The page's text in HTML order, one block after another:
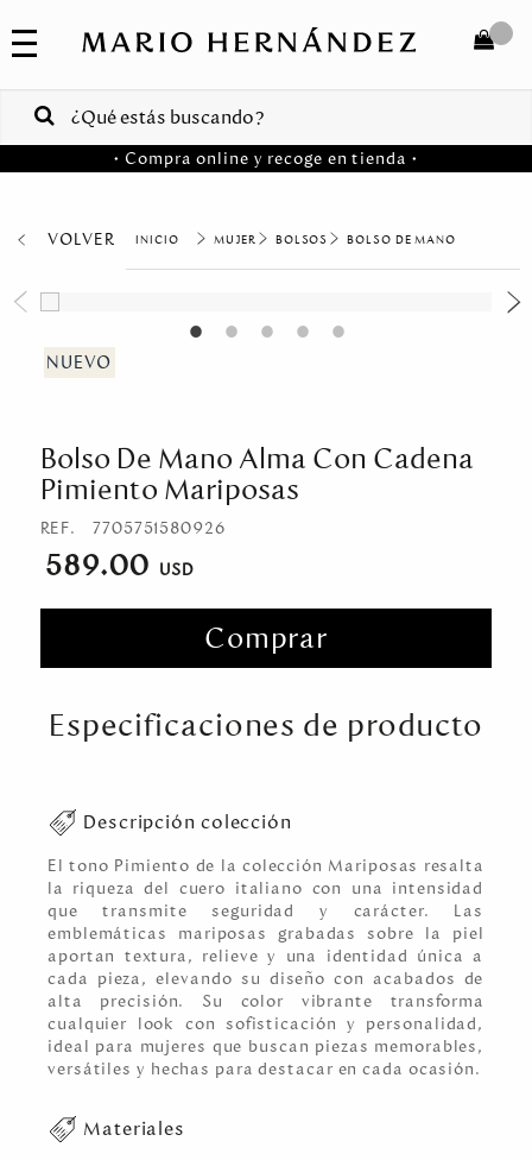
COLECCIONES
VENTAS
CORPORATIVAS
Venezuela
COMPRAR
• Compra online y recoge en tienda •
VOLVER MUJER BOLSOS BOLSO DE MANO
Bolso De Mano Alma Con Cadena
Pimiento Mariposas
REF. 7705751580926
589.00
Comprar
Especificaciones de producto
Descripción colección
El tono Pimiento de la colección Mariposas resalta
la riqueza del cuero italiano con una intensidad
que transmite seguridad y carácter. Las
emblemáticas mariposas grabadas sobre la piel
aportan textura, relieve y una identidad única a
cada pieza, elevando su diseño con acabados de
alta precisión. Su color vibrante transforma
cualquier look con sofisticación y personalidad,
ideal para mujeres que buscan piezas memorables,
versátiles y hechas para destacar en cada ocasión.
Materiales